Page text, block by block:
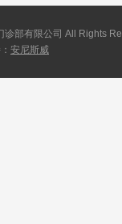
部有限公司 All Rights
安尼斯威